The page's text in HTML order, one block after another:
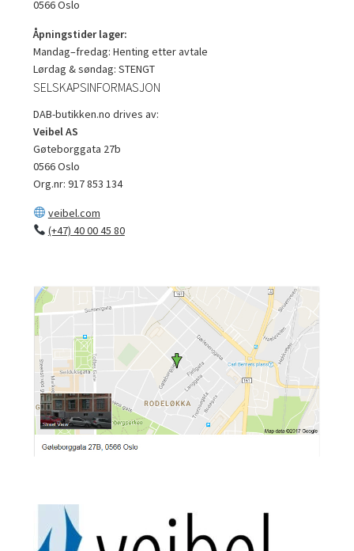
0566 Oslo
Åpningstider lager:
Mandag–fredag: Henting etter avtale
Lørdag & søndag: STENGT
SELSKAPSINFORMASJON
DAB-butikken.no drives av:
Veibel AS
Gøteborggata 27b
0566 Oslo
Org.nr: 917 853 134
veibel.com
(+47) 40 00 45 80